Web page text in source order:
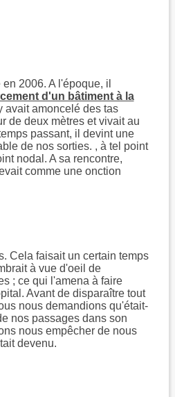
2006. A l'époque, il
d'un bâtiment à la
avait amoncelé des tas
de deux mètres et vivait au
passant, il devint une
de nos sorties. , à tel point
nodal. A sa rencontre,
comme une onction
Cela faisait un certain temps
à vue d'oeil de
; ce qui l'amena à faire
Avant de disparaître tout
nous demandions qu'était-
nos passages dans son
nous empêcher de nous
devenu.